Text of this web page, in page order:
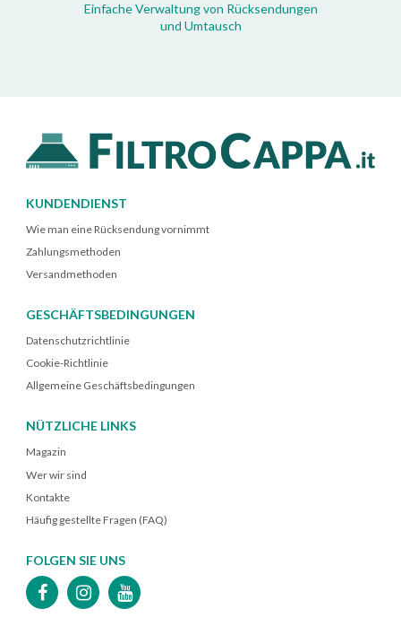
Einfache Verwaltung von Rücksendungen
und Umtausch
KUNDENDIENST
Wie man eine Rücksendung vornimmt
Zahlungsmethoden
Versandmethoden
GESCHÄFTSBEDINGUNGEN
Datenschutzrichtlinie
Cookie-Richtlinie
Allgemeine Geschäftsbedingungen
NÜTZLICHE LINKS
Magazin
Wer wir sind
Kontakte
Häufig gestellte Fragen (FAQ)
FOLGEN SIE UNS